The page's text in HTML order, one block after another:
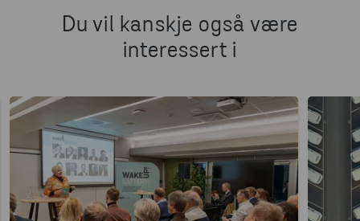
Du vil kanskje også være
interessert i